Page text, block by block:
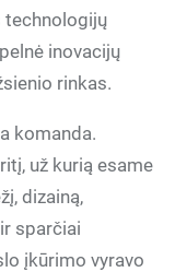
technologijų
inovacijų
rinkas.
komanda.
už kurią esame
dizainą,
sparčiai
įkūrimo vyravo